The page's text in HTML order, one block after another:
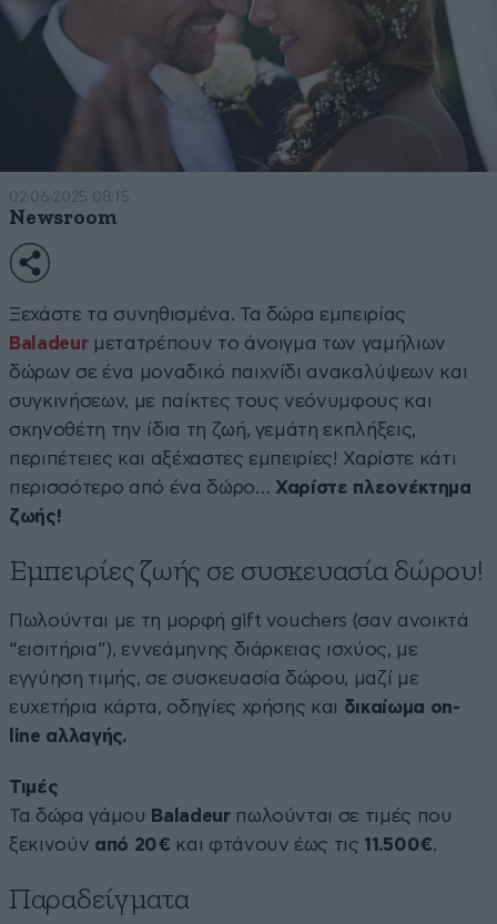
02·06·2025 08:15
Newsroom
Ξεχάστε τα συνηθισμένα. Τα δώρα εμπειρίας
Baladeur μετατρέπουν το άνοιγμα των γαμήλιων
δώρων σε ένα μοναδικό παιχνίδι ανακαλύψεων και
συγκινήσεων, με παίκτες τους νεόνυμφους και
σκηνοθέτη την ίδια τη ζωή, γεμάτη εκπλήξεις,
περιπέτειες και αξέχαστες εμπειρίες! Χαρίστε κάτι
περισσότερο από ένα δώρο… Χαρίστε πλεονέκτημα
ζωής!
Εμπειρίες ζωής σε συσκευασία δώρου!
Πωλούνται με τη μορφή gift vouchers (σαν ανοικτά
“εισιτήρια”), εννεάμηνης διάρκειας ισχύος, με
εγγύηση τιμής, σε συσκευασία δώρου, μαζί με
ευχετήρια κάρτα, οδηγίες χρήσης και δικαίωμα on-
line αλλαγής.
Τιμές
Τα δώρα γάμου Baladeurπωλούνται σε τιμές που
ξεκινούν από 20€ και φτάνουν έως τις 11.500€.
Παραδείγματα